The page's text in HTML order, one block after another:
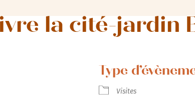
la cité-jardin
Type
Visites